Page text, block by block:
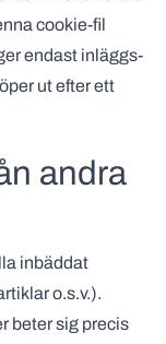
cookie-fil
endast inläggs-
ut efter ett
andra
inbäddat
o.s.v.).
beter sig precis